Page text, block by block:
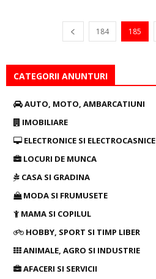
184 185
CATEGORII ANUNTURI
AUTO, MOTO, AMBARCATIUNI
IMOBILIARE
ELECTRONICE SI ELECTROCASNICE
LOCURI DE MUNCA
CASA SI GRADINA
MODA SI FRUMUSETE
MAMA SI COPILUL
HOBBY, SPORT SI TIMP LIBER
ANIMALE, AGRO SI INDUSTRIE
AFACERI SI SERVICII